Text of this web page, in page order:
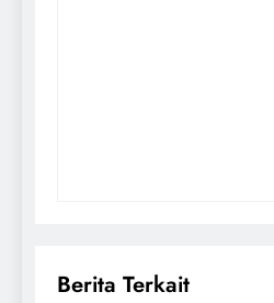
Berita Terkait